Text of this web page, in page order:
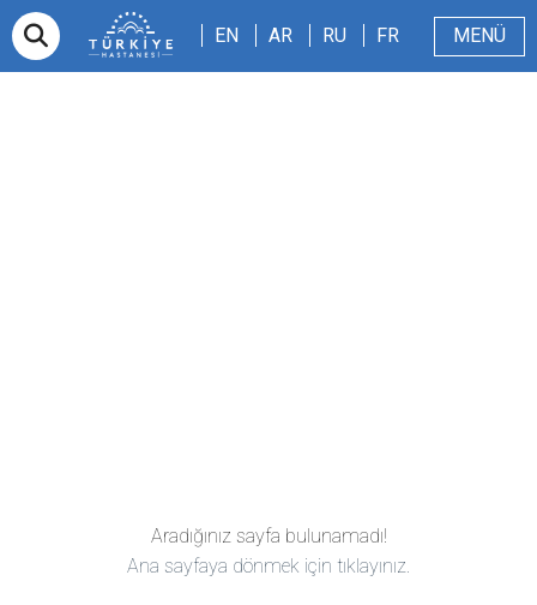
EN AR RU FR
Aradığınız sayfa bulunamadı!
Ana sayfaya dönmek için tıklayınız.
EN AR RU FR MENÜ